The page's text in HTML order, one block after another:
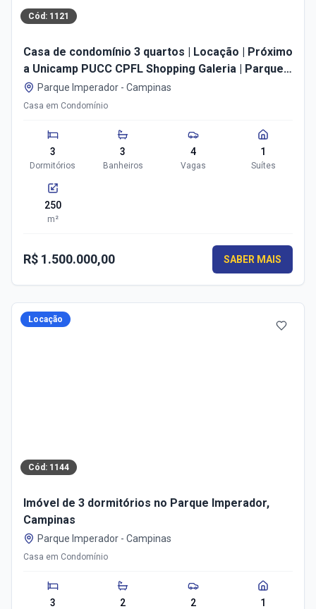
Cód: 1121
Casa de condomínio 3 quartos | Locação | Próximo
a Unicamp PUCC CPFL Shopping Galeria | Parque
Imperador | Campinas SP
Parque Imperador - Campinas
Casa em Condomínio
3
Dormitórios
3
Banheiros
4
Vagas
1
Suítes
250
m²
R$ 1.500.000,00 SABER MAIS
Locação
Cód: 1144
Imóvel de 3 dormitórios no Parque Imperador,
Campinas
Parque Imperador - Campinas
Casa em Condomínio
3 2 2 1